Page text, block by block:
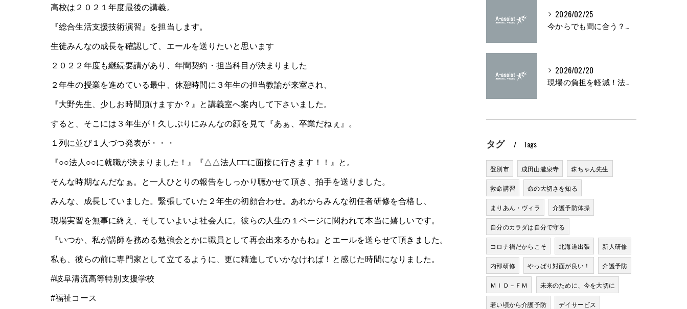
高校は２０２１年度最後の講義。
『総合生活支援技術演習』を担当します。
生徒みんなの成長を確認して、エールを送りたいと思います
２０２２年度も継続要請があり、年間契約・担当科目が決まりました
２年生の授業を進めている最中、休憩時間に３年生の担当教諭が来室され、
『大野先生、少しお時間頂けますか？』と講義室へ案内して下さいました。
すると、そこには３年生が！久しぶりにみんなの顔を見て『あぁ、卒業だねぇ』。
１列に並び１人づつ発表が・・・
『○○法人○○に就職が決まりました！』『△△法人□□に面接に行きます！！』と。
そんな時期なんだなぁ。と一人ひとりの報告をしっかり聴かせて頂き、拍手を送りました。
みんな、成長していました。緊張していた２年生の初顔合わせ。あれからみんな初任者研修を合格し、
現場実習を無事に終え、そしていよいよ社会人に。彼らの人生の１ページに関われて本当に嬉しいです。
『いつか、私が講師を務める勉強会とかに職員として再会出来るかもね』とエールを送らせて頂きました。
私も、彼らの前に専門家として立てるように、更に精進していかなければ！と感じた時間になりました。
#岐阜清流高等特別支援学校
#福祉コース
2026/02/25
今からでも間に合う？ブライト500取得条件をわかりやすく解説
2026/02/20
現場の負担を軽減！法定研修の実施方法とは？
タグ Tags
登別市 成田山瀧泉寺 珠ちゃん先生
救命講習 命の大切さを知る
まりあん・ヴィラ 介護予防体操
自分のカラダは自分で守る
コロナ禍だからこそ 北海道出張 新人研修
内部研修 やっぱり対面が良い！ 介護予防
ＭＩＤ－ＦＭ 未来のために、今を大切に
若い頃から介護予防 デイサービス